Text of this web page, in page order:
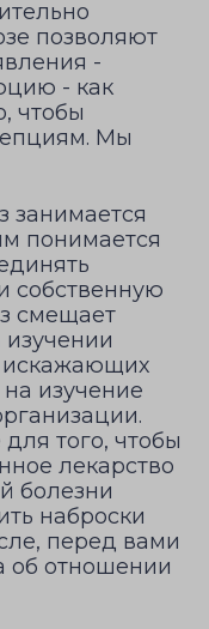
позволяют
-
- как
чтобы
Мы
занимается
понимается
собственную
смещает
искажающих
на изучение
того, чтобы
лекарство
болезни
наброски
перед вами
об отношении